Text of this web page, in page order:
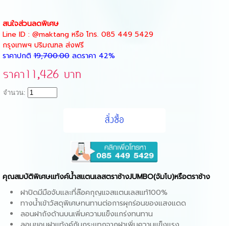
สนใจส่วนลดพิเศษ
Line ID : @maktangหรือ โทร. 085 449 5429
กรุงเทพฯ ปริมณฑล ส่งฟรี
ราคาปกติ19,700.00ลดราคา 42%
ราคา11,426 บาท
จำนวน:
คุณสมบัติพิเศษแท้งค์น้ำสแตนเลสตราช้างJUMBO(จัมโบ)หรือตราช้าง
ฝาปิดมีมือจับและที่ล๊อคกุญแจสแตนเลสแท้100%
ทางน้ำเข้าวัสดุพิเศษทนทานต่อการผุกร่อนของแสงแดด
ลอนฝาถังด้านบนเพิ่มความแข็งแกร่งทนทาน